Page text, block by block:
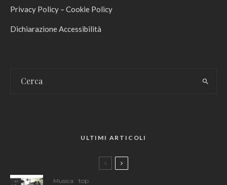
Privacy Policy – Cookie Policy
Dichiarazione Accessibilità
ULTIMI ARTICOLI
Musica top